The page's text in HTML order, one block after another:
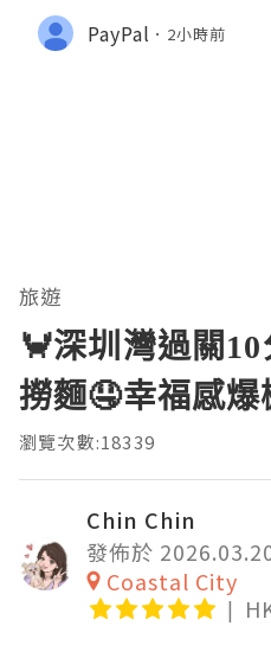
PayPal 2小時前
旅遊
🦀深圳灣過關10
撈麵🤤幸福感爆
瀏覽次數:18339
Chin Chin
發佈於
Coastal City